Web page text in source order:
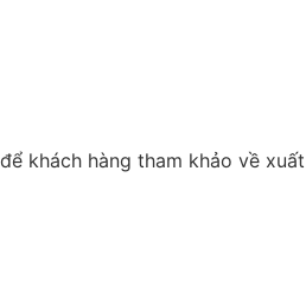
khách hàng tham khảo về